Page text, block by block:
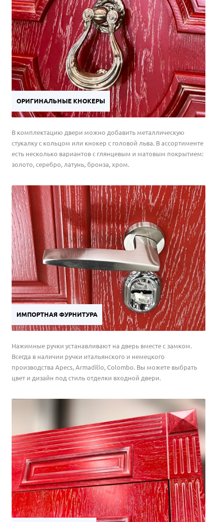
ОРИГИНАЛЬНЫЕ КНОКЕРЫ
В комплектацию двери можно добавить металлическую
стукалку с кольцом или кнокер с головой льва. В ассортименте
есть несколько вариантов с глянцевым и матовым покрытием:
золото, серебро, латунь, бронза, хром.
ИМПОРТНАЯ ФУРНИТУРА
Нажимные ручки устанавливают на дверь вместе с замком.
Всегда в наличии ручки итальянского и немецкого
производства Apecs, Armadillo, Colombo. Вы можете выбрать
цвет и дизайн под стиль отделки входной двери.